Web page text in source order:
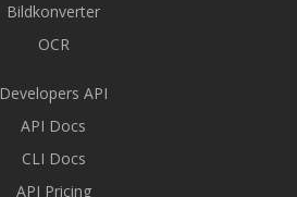
Bildkonverter
OCR
Developers API
API Docs
CLI Docs
API Pricing